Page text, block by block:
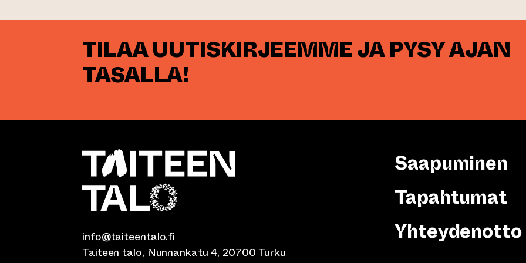
TILAA UUTISKIRJEEMME JA PYSY AJAN
TASALLA!
info@taiteentalo.fi
Taiteen talo, Nunnankatu 4, 20700 Turku
Saapuminen
Tapahtumat
Yhteydenotto